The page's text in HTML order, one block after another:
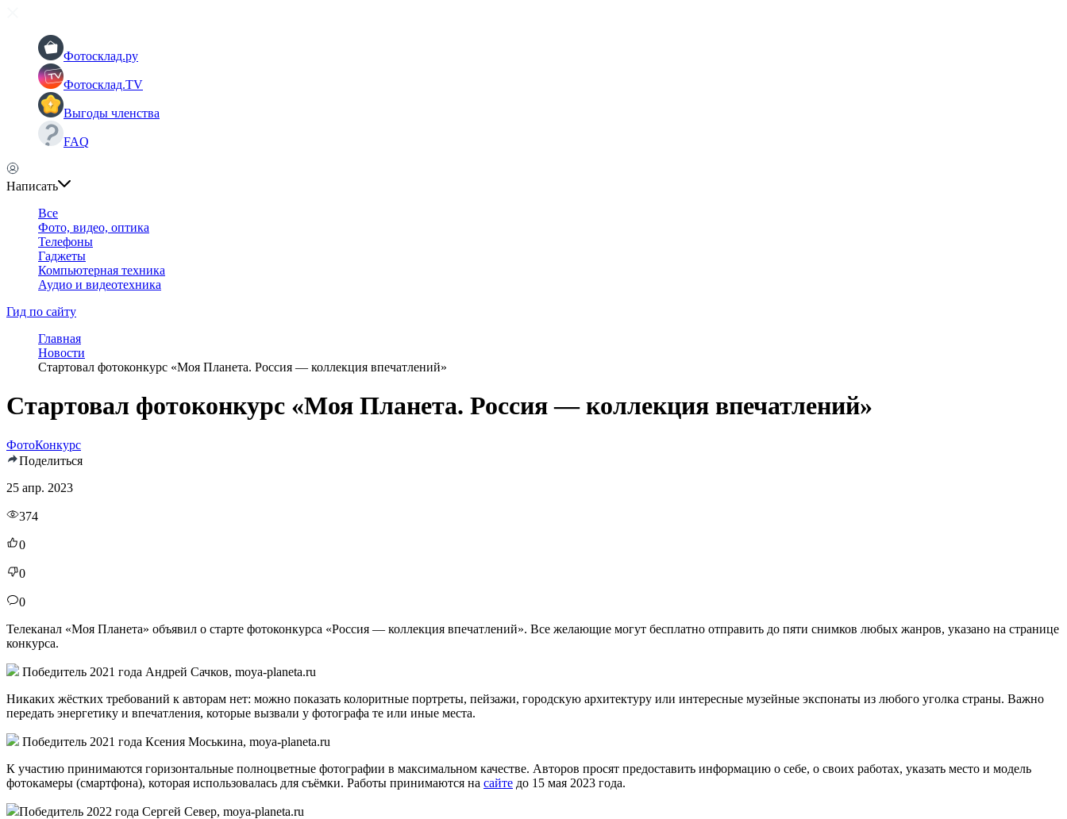
Фотосклад.ру
Фотосклад.TV
Выгоды членства
FAQ
Написать
Все
Фото, видео, оптика
Телефоны
Гаджеты
Компьютерная техника
Аудио и видеотехника
Гид по сайту
Главная
Новости
Стартовал фотоконкурс «Моя Планета. Россия — коллекция впечатлений»
Стартовал фотоконкурс «Моя Планета. Россия — коллекция впечатлений»
ФотоКонкурс
Поделиться
25 апр. 2023
374
0
0
0
Телеканал «Моя Планета» объявил о старте фотоконкурса «Россия — коллекция впечатлений». Все желающие могут бесплатно отправить до пяти снимков любых жанров, указано на странице
конкурса.
Победитель 2021 года Андрей Сачков, moya-planeta.ru
Никаких жёстких требований к авторам нет: можно показать колоритные портреты, пейзажи, городскую архитектуру или интересные музейные экспонаты из любого уголка страны. Важно
передать энергетику и впечатления, которые вызвали у фотографа те или иные места.
Победитель 2021 года Ксения Моськина, moya-planeta.ru
К участию принимаются горизонтальные полноцветные фотографии в максимальном качестве. Авторов просят предоставить информацию о себе, о своих работах, указать место и модель
фотокамеры (смартфона), которая использовалась для съёмки. Работы принимаются на сайте до 15 мая 2023 года.
Победитель 2022 года Сергей Север, moya-planeta.ru